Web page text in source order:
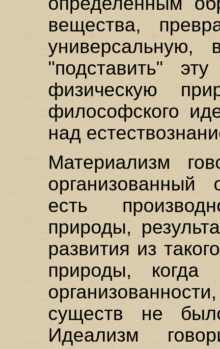
вещества,
универсальную,
"подставить"
физическую
философского
над
Материализм
есть
природы,
развития из
природы, когда
существ не
Идеализм